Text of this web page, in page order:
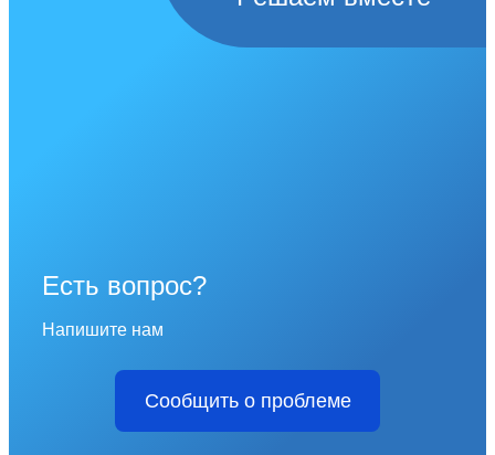
Есть вопрос?
Напишите нам
Сообщить о проблеме